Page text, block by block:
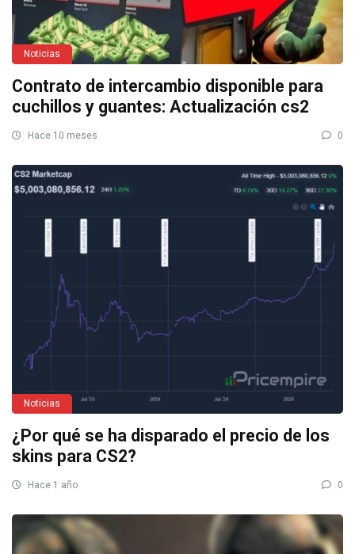
Noticias
Contrato de intercambio disponible para
cuchillos y guantes: Actualización cs2
Hace 10 meses 0
Noticias
¿Por qué se ha disparado el precio de los
skins para CS2?
Hace 1 año 0